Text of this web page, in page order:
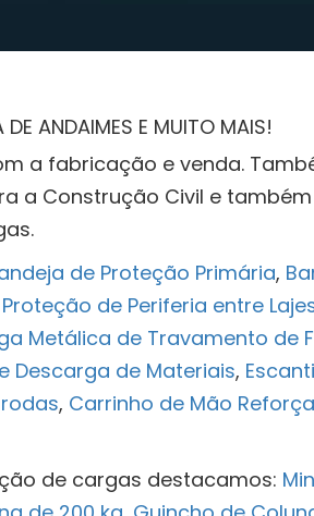
DE ANDAIMES E MUITO MAIS!
a fabricação e venda.
a Construção Civil e
de Proteção Primária,
Proteção de Periferia entre
Metálica de Travamento de
Descarga de Materiais,
, Carrinho de Mão
de cargas destacamos: